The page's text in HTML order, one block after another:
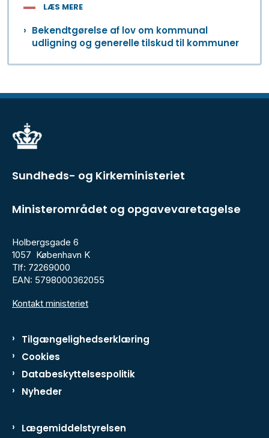
LÆS MERE
Bekendtgørelse af lov om kommunal
udligning og generelle tilskud til kommuner
Sundheds- og Kirkeministeriet
Ministerområdet og opgavevaretagelse
Holbergsgade 6
1057 København K
Tlf: 72269000
EAN: 5798000362055
Kontakt ministeriet
Tilgængelighedserklæring
Cookies
Databeskyttelsespolitik
Nyheder
Lægemiddelstyrelsen